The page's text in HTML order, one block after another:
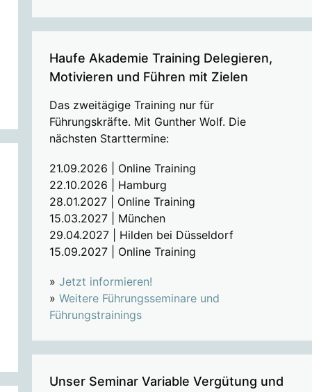
Haufe Akademie Training Delegieren,
Motivieren und Führen mit Zielen
Das zweitägige Training nur für
Führungskräfte. Mit Gunther Wolf. Die
nächsten Starttermine:
21.09.2026 | Online Training
22.10.2026 | Hamburg
28.01.2027 | Online Training
15.03.2027 | München
29.04.2027 | Hilden bei Düsseldorf
15.09.2027 | Online Training
» Jetzt informieren!
» Weitere Führungsseminare und
Führungstrainings
Unser Seminar Variable Vergütung und